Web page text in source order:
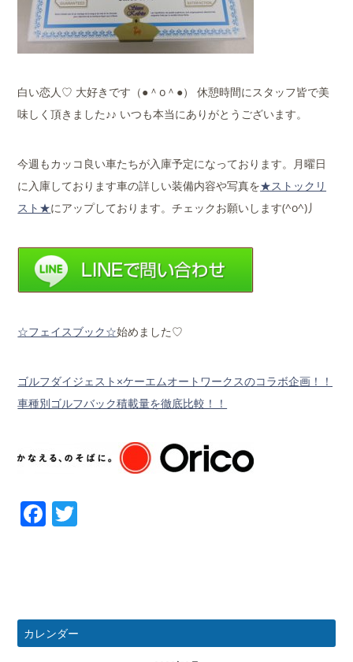
白い恋人♡ 大好きです（●＾o＾●） 休憩時間にスタッフ皆で美
味しく頂きました♪♪ いつも本当にありがとうございます。
今週もカッコ良い車たちが入庫予定になっております。月曜日
に入庫しております車の詳しい装備内容や写真を★ストックリ
スト★にアップしております。チェックお願いします(^o^)丿
☆フェイスブック☆始めました♡
ゴルフダイジェスト×ケーエムオートワークスのコラボ企画！！
車種別ゴルフバック積載量を徹底比較！！
Facebook
カレンダー